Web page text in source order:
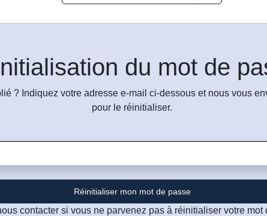
du mot de
? Indiquez votre adresse e-mail ci-dessous et nous vous
pour le réinitialiser.
Réinitialiser mon mot de passe
contacter si vous ne parvenez pas à réinitialiser votre mot